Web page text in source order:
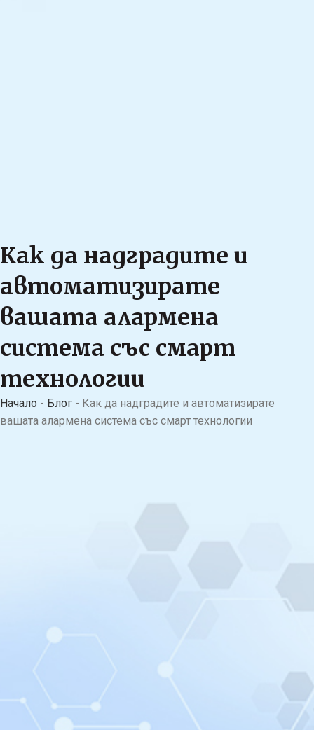
Как да надградите и
автоматизирате
вашата алармена
система със смарт
технологии
Начало - Блог - Как да надградите и автоматизирате
вашата алармена система със смарт технологии